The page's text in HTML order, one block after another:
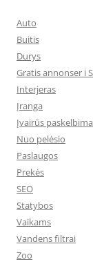
Auto
Buitis
Durys
Gratis annonser i
Interjeras
Įranga
Įvairūs
Nuo pelėsio
Paslaugos
Prekės
SEO
Statybos
Vaikams
Vandens filtrai
Zoo